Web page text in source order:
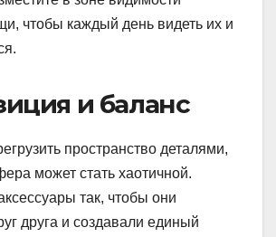
чтобы каждый день видеть их и
и баланс
пространство деталями,
может стать хаотичной.
так, чтобы они
друга и создавали единый